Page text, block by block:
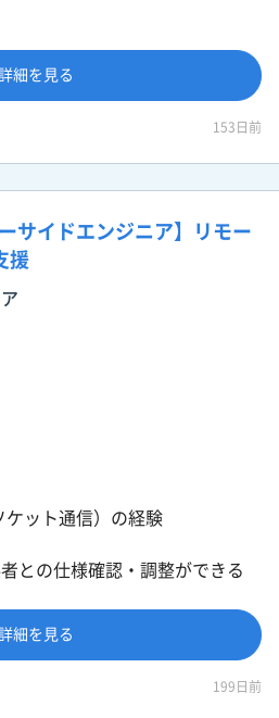
細を見る
153日前
サイドエンジニア】リモー
援
ケット通信）の経験
との仕様確認・調整ができる
細を見る
199日前